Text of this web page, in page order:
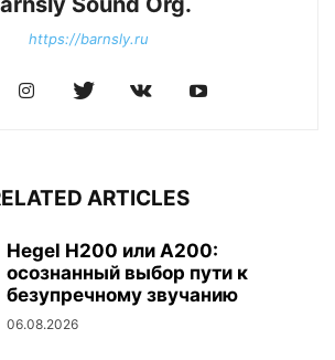
https://barnsly.ru
ARTICLES
Hegel H200 или A200:
осознанный выбор пути к
безупречному звучанию
06.08.2026